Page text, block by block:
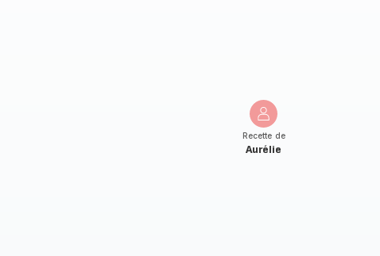
Recette de
Aurélie